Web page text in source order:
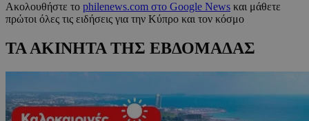
Ακολουθήστε το philenews.com στο Google News και μάθετε
πρώτοι όλες τις ειδήσεις για την Κύπρο και τον κόσμο
ΤΑ ΑΚΙΝΗΤΑ ΤΗΣ ΕΒΔΟΜΑΔΑΣ